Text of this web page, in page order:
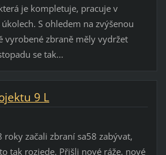
je kompletuje, pracuje v
S ohledem na zvýšenou
vyrobené zbraně měly vydržet
se tak...
9 L
roky začali zbraní sa58 zabývat,
tak rozjede. Přišli nové ráže, nové